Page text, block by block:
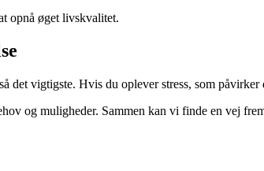
opnå øget livskvalitet.
vigtigste. Hvis du oplever stress, som
og muligheder. Sammen kan vi finde en vej